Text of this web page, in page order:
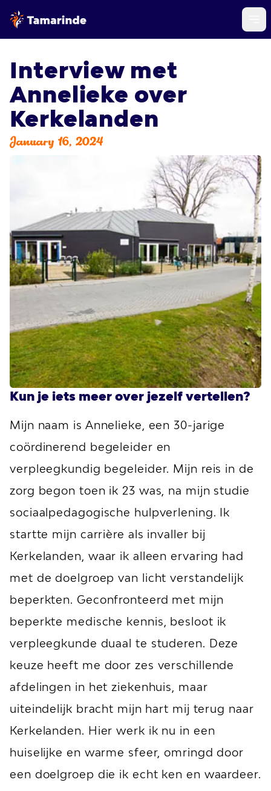
Interview met
Annelieke over
Kerkelanden
January 16, 2024
Kun je iets meer over jezelf vertellen?
Mijn naam is Annelieke, een 30-jarige
coördinerend begeleider en
verpleegkundig begeleider. Mijn reis in de
zorg begon toen ik 23 was, na mijn studie
sociaalpedagogische hulpverlening. Ik
startte mijn carrière als invaller bij
Kerkelanden, waar ik alleen ervaring had
met de doelgroep van licht verstandelijk
beperkten. Geconfronteerd met mijn
beperkte medische kennis, besloot ik
verpleegkunde duaal te studeren. Deze
keuze heeft me door zes verschillende
afdelingen in het ziekenhuis, maar
uiteindelijk bracht mijn hart mij terug naar
Kerkelanden. Hier werk ik nu in een
huiselijke en warme sfeer, omringd door
een doelgroep die ik echt ken en waardeer.